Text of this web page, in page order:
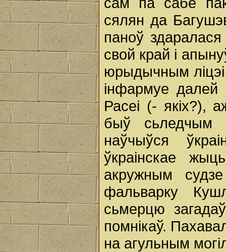
сялян да
паноў
свой край і
юрыдычным
інфармуе
Расеі (- якіх?),
быў сьледчым
наўчыўся
ўкраінскае
акружным
фальварку
сьмерцю
помнікаў.
на агульным